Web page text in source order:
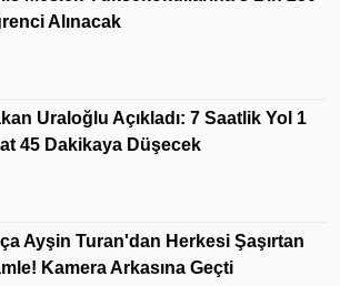
Alınacak
Uraloğlu Açıkladı: 7 Saatlik Yol 1
45 Dakikaya Düşecek
Ayşin Turan'dan Herkesi Şaşırtan
Kamera Arkasına Geçti